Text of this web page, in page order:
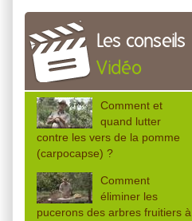
Les conseils
Vidéo
Comment et
quand lutter
contre les vers de la pomme
(carpocapse) ?
Comment
éliminer les
pucerons des arbres fruitiers à